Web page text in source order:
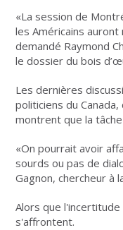
«La session de
les Américains
demandé Raymond
le dossier du bois
Les dernières
politiciens du
montrent que la
«On pourrait avoir
sourds ou pas de
Gagnon, chercheur à
Alors que
s'affrontent.